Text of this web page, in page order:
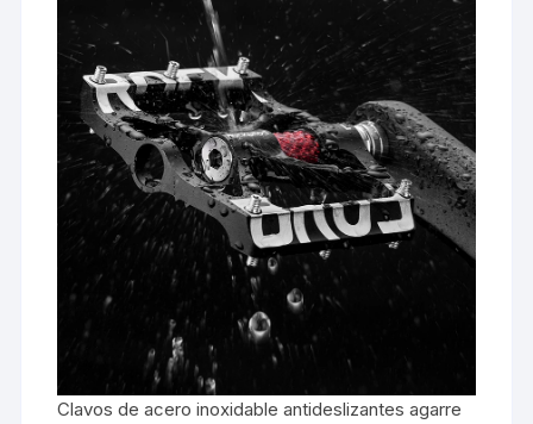
Clavos de acero inoxidable antideslizantes agarre